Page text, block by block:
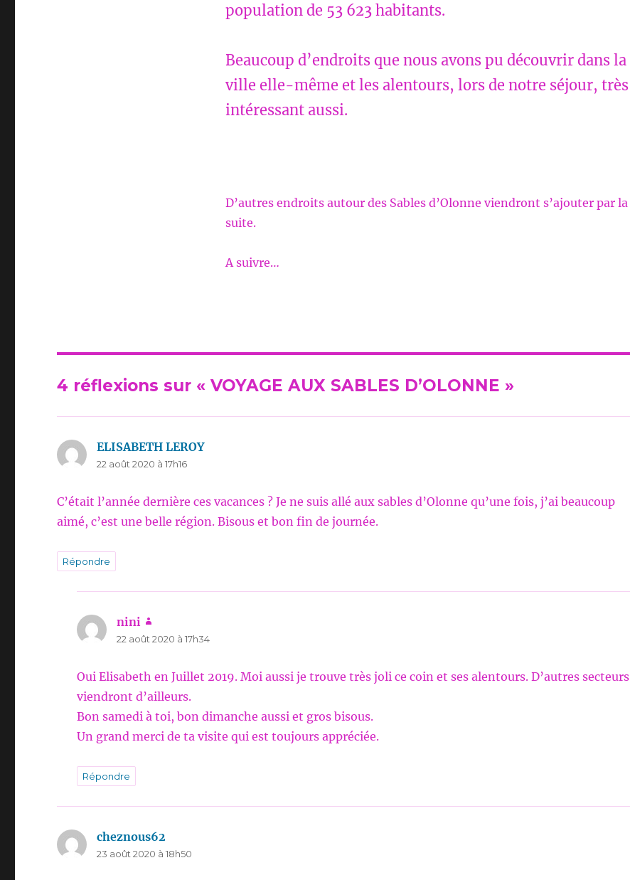
population de 53 623 habitants.
Beaucoup d’endroits que nous avons pu découvrir dans la
ville elle-même et les alentours, lors de notre séjour, très
intéressant aussi.
D’autres endroits autour des Sables d’Olonne viendront s’ajouter par la
suite.
A suivre…
4 réflexions sur « VOYAGE AUX SABLES D’OLONNE »
ELISABETH LEROYdit :
22 août 2020 à 17h16
C’était l’année dernière ces vacances ? Je ne suis allé aux sables d’Olonne qu’une fois, j’ai beaucoup
aimé, c’est une belle région. Bisous et bon fin de journée.
Répondre
nini
22 août 2020 à 17h34
Oui Elisabeth en Juillet 2019. Moi aussi je trouve très joli ce coin et ses alentours. D’autres secteurs
viendront d’ailleurs.
Bon samedi à toi, bon dimanche aussi et gros bisous.
Un grand merci de ta visite qui est toujours appréciée.
Répondre
cheznous62
23 août 2020 à 18h50